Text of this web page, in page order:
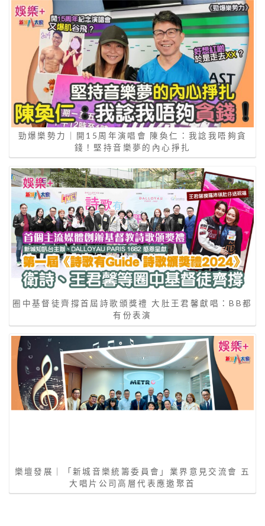
勁爆樂勢力｜開15周年演唱會 陳奐仁：我諗我唔夠貪
錢！堅持音樂夢的內心掙扎
圈中基督徒齊撐首屆詩歌頒獎禮 大肚王君馨獻唱：BB都
有份表演
樂壇發展｜「新城音樂統籌委員會」業界意見交流會 五
大唱片公司高層代表應邀聚首